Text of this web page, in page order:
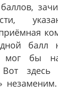
мог бы
Вот